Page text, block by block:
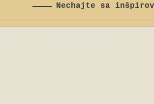
Nechajte sa